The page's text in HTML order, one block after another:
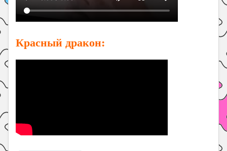
Красный дракон: